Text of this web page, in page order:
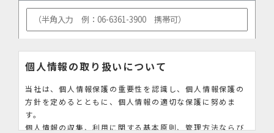
個人情報の取り扱いについて
当社は、個人情報保護の重要性を認識し、個人情報保護の
方針を定めるとともに、個人情報の適切な保護に努めま
す。
個人情報の収集、利用に関する基本原則、管理方法ならび